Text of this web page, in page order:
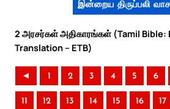
இன்றைய திருப்பலி
2 அரசர்கள் அதிகாரங்கள் (Tamil Bible:
Translation – ETB)
◄ 1 2 3 4 5 6
11 12 13 14 15 16 17